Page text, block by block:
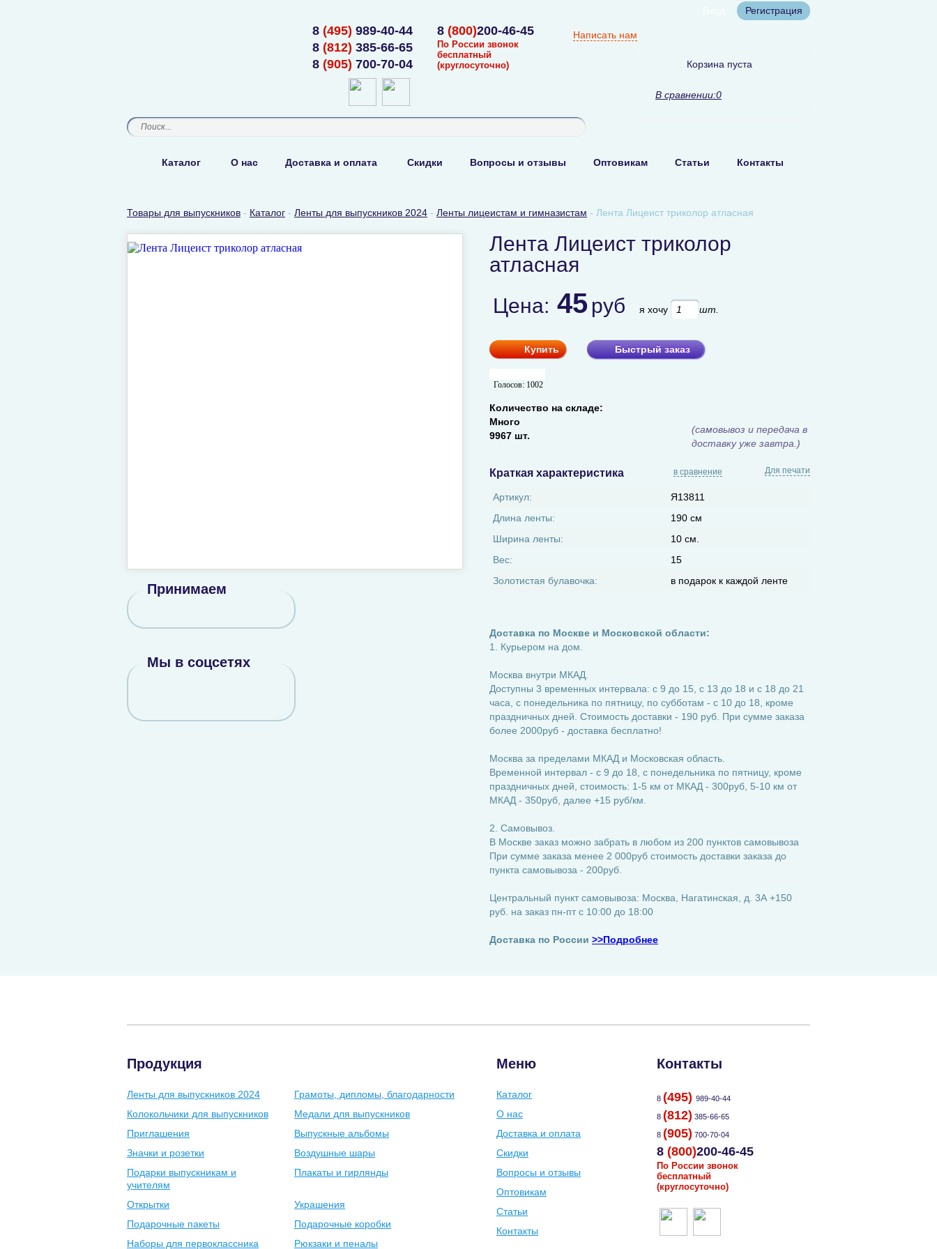
Регистрация
8 (495) 989-40-44
8 (812) 385-66-65
8 (905) 700-70-04
8 (800)200-46-45
По России звонок
бесплатный
(круглосуточно)
Написать нам
Корзина пуста
В сравнении:0
Каталог О нас Доставка и оплата Скидки Вопросы и отзывы Оптовикам Статьи Контакты
Товары для выпускников - Каталог - Ленты для выпускников 2024 - Ленты лицеистам и гимназистам - Лента Лицеист триколор атласная
Лента Лицеист триколор
атласная
Цена: 45 руб я хочу шт.
Купить Быстрый заказ
Голосов: 1002
Количество на складе:
Много
9967 шт.
(самовывоз и передача в
доставку уже завтра.)
Краткая характеристика Для печати
в сравнение
Артикул:
Я13811
Длина ленты:
190 см
Ширина ленты:
10 см.
Вес:
15
Золотистая булавочка:
в подарок к каждой ленте
Доставка по Москве и Московской области:
1. Курьером на дом.
Москва внутри МКАД.
Доступны 3 временных интервала: с 9 до 15, с 13 до 18 и с 18 до 21
часа, с понедельника по пятницу, по субботам - с 10 до 18, кроме
праздничных дней. Стоимость доставки - 190 руб. При сумме заказа
более 2000руб - доставка бесплатно!
Москва за пределами МКАД и Московская область.
Временной интервал - с 9 до 18, с понедельника по пятницу, кроме
праздничных дней, стоимость: 1-5 км от МКАД - 300руб, 5-10 км от
МКАД - 350руб, далее +15 руб/км.
2. Самовывоз.
В Москве заказ можно забрать в любом из 200 пунктов самовывоза
При сумме заказа менее 2 000руб стоимость доставки заказа до
пункта самовывоза - 200руб.
Центральный пункт самовывоза: Москва, Нагатинская, д. 3А +150
руб. на заказ пн-пт с 10:00 до 18:00
Доставка по России >>Подробнее
Принимаем
Мы в соцсетях
Продукция
Ленты для выпускников 2024
Грамоты, дипломы, благодарности
Колокольчики для выпускников
Медали для выпускников
Приглашения
Выпускные альбомы
Значки и розетки
Воздушные шары
Подарки выпускникам и
учителям
Плакаты и гирлянды
Открытки
Украшения
Подарочные пакеты
Подарочные коробки
Наборы для первоклассника
Рюкзаки и пеналы
Меню
Каталог
О нас
Доставка и оплата
Скидки
Вопросы и отзывы
Оптовикам
Статьи
Контакты
Контакты
8 (495) 989-40-44
8 (812) 385-66-65
8 (905) 700-70-04
8 (800)200-46-45
По России звонок
бесплатный
(круглосуточно)